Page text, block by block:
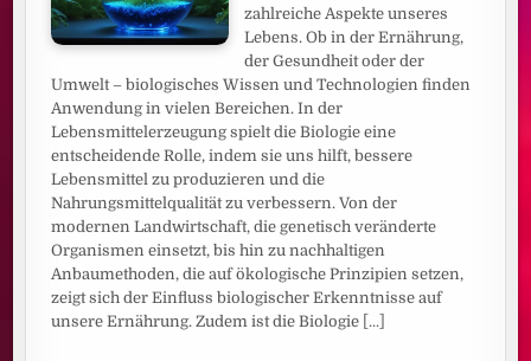
zahlreiche Aspekte unseres
Lebens. Ob in der Ernährung,
der Gesundheit oder der
Umwelt – biologisches Wissen und Technologien finden
Anwendung in vielen Bereichen. In der
Lebensmittelerzeugung spielt die Biologie eine
entscheidende Rolle, indem sie uns hilft, bessere
Lebensmittel zu produzieren und die
Nahrungsmittelqualität zu verbessern. Von der
modernen Landwirtschaft, die genetisch veränderte
Organismen einsetzt, bis hin zu nachhaltigen
Anbaumethoden, die auf ökologische Prinzipien setzen,
zeigt sich der Einfluss biologischer Erkenntnisse auf
unsere Ernährung. Zudem ist die Biologie [...]